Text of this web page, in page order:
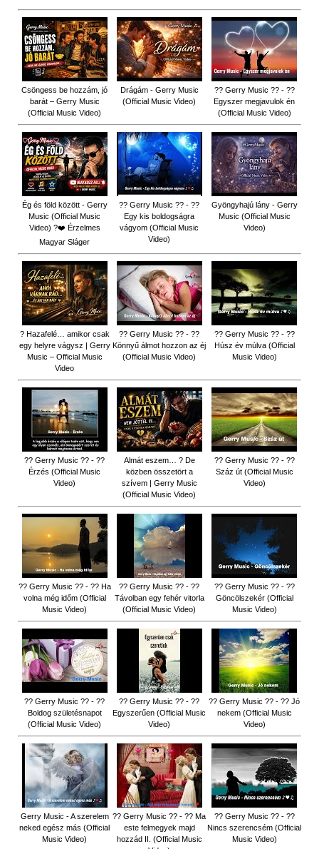
Csöngess be hozzám, jó
barát – Gerry Music
(Official Music Video)
Drágám - Gerry Music
(Official Music Video)
?? Gerry Music ?? - ??
Egyszer megjavulok én
(Official Music Video)
Ég és föld között - Gerry
Music (Official Music
Video) ?❤️ Érzelmes
Magyar Sláger
?? Gerry Music ?? - ??
Egy kis boldogságra
vágyom (Official Music
Video)
Gyöngyhajú lány - Gerry
Music (Official Music
Video)
? Hazafelé… amikor csak
egy helyre vágysz | Gerry
Music – Official Music
Video
?? Gerry Music ?? - ??
Könnyű álmot hozzon az éj
(Official Music Video)
?? Gerry Music ?? - ??
Húsz év múlva (Official
Music Video)
?? Gerry Music ?? - ??
Érzés (Official Music
Video)
Almát eszem… ? De
közben összetört a
szívem | Gerry Music
(Official Music Video)
?? Gerry Music ?? - ??
Száz út (Official Music
Video)
?? Gerry Music ?? - ?? Ha
volna még időm (Official
Music Video)
?? Gerry Music ?? - ??
Távolban egy fehér vitorla
(Official Music Video)
?? Gerry Music ?? - ??
Göncölszekér (Official
Music Video)
?? Gerry Music ?? - ??
Boldog születésnapot
(Official Music Video)
?? Gerry Music ?? - ??
Egyszerűen (Official Music
Video)
?? Gerry Music ?? - ?? Jó
nekem (Official Music
Video)
Gerry Music - A szerelem
neked egész más (Official
Music Video)
?? Gerry Music ?? - ?? Ma
este felmegyek majd
hozzád II. (Official Music
?? Gerry Music ?? - ??
Nincs szerencsém (Official
Music Video)